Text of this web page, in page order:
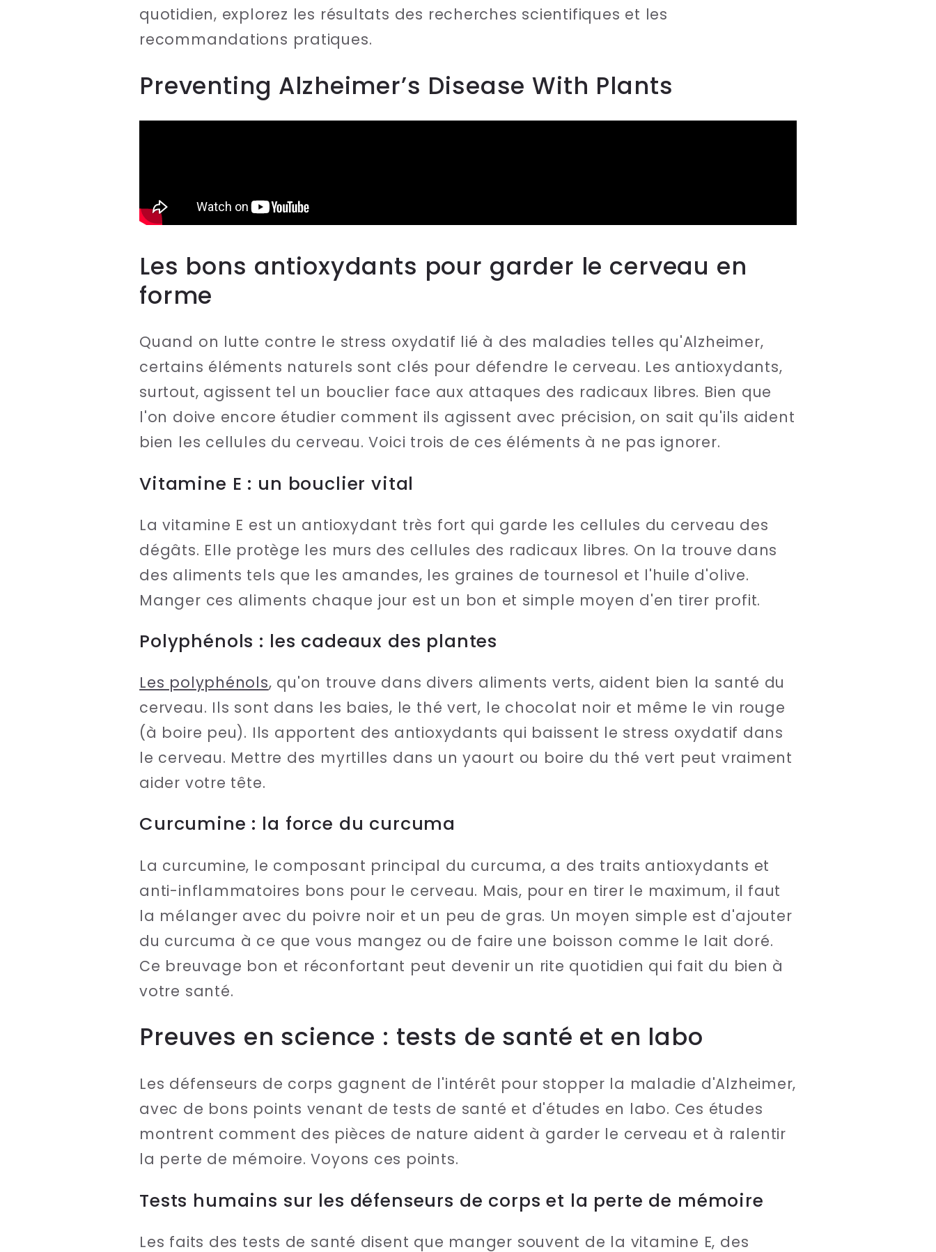
quotidien, explorez les résultats des recherches scientifiques et les
recommandations pratiques.
Preventing Alzheimer’s Disease With Plants
Les bons antioxydants pour garder le cerveau en
forme
Quand on lutte contre le stress oxydatif lié à des maladies telles qu'Alzheimer,
certains éléments naturels sont clés pour défendre le cerveau. Les antioxydants,
surtout, agissent tel un bouclier face aux attaques des radicaux libres. Bien que
l'on doive encore étudier comment ils agissent avec précision, on sait qu'ils aident
bien les cellules du cerveau. Voici trois de ces éléments à ne pas ignorer.
Vitamine E : un bouclier vital
La vitamine E est un antioxydant très fort qui garde les cellules du cerveau des
dégâts. Elle protège les murs des cellules des radicaux libres. On la trouve dans
des aliments tels que les amandes, les graines de tournesol et l'huile d'olive.
Manger ces aliments chaque jour est un bon et simple moyen d'en tirer profit.
Polyphénols : les cadeaux des plantes
Les polyphénols, qu'on trouve dans divers aliments verts, aident bien la santé du
cerveau. Ils sont dans les baies, le thé vert, le chocolat noir et même le vin rouge
(à boire peu). Ils apportent des antioxydants qui baissent le stress oxydatif dans
le cerveau. Mettre des myrtilles dans un yaourt ou boire du thé vert peut vraiment
aider votre tête.
Curcumine : la force du curcuma
La curcumine, le composant principal du curcuma, a des traits antioxydants et
anti-inflammatoires bons pour le cerveau. Mais, pour en tirer le maximum, il faut
la mélanger avec du poivre noir et un peu de gras. Un moyen simple est d'ajouter
du curcuma à ce que vous mangez ou de faire une boisson comme le lait doré.
Ce breuvage bon et réconfortant peut devenir un rite quotidien qui fait du bien à
votre santé.
Preuves en science : tests de santé et en labo
Les défenseurs de corps gagnent de l'intérêt pour stopper la maladie d'Alzheimer,
avec de bons points venant de tests de santé et d'études en labo. Ces études
montrent comment des pièces de nature aident à garder le cerveau et à ralentir
la perte de mémoire. Voyons ces points.
Tests humains sur les défenseurs de corps et la perte de mémoire
Les faits des tests de santé disent que manger souvent de la vitamine E, des